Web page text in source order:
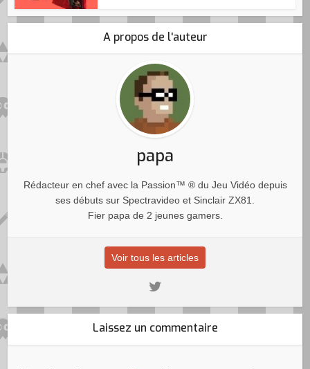
A propos de l'auteur
papa
Rédacteur en chef avec la Passion™ ® du Jeu Vidéo depuis
ses débuts sur Spectravideo et Sinclair ZX81.
Fier papa de 2 jeunes gamers.
Voir tous les articles
Laissez un commentaire